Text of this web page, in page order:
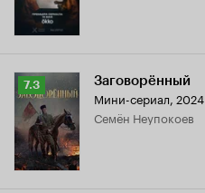
Рейтинг
Кинопоиска
7.3
7.3 Заговорённый
Мини-сериал, 2024
Семён Неупокоев